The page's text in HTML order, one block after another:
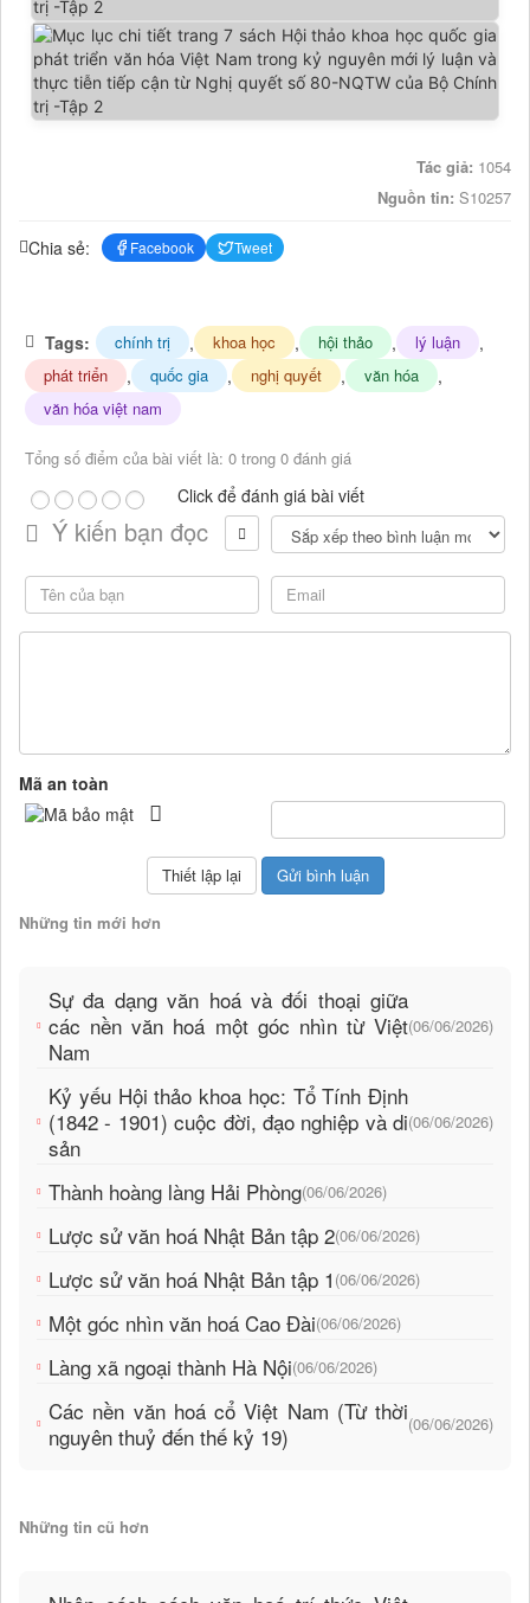
Tác giả: 1054
Nguồn tin: S10257
Chia sẻ: Facebook Tweet
Tags: chính trị , khoa học , hội thảo , lý luận ,
phát triển , quốc gia , nghị quyết , văn hóa ,
văn hóa việt nam
Tổng số điểm của bài viết là: 0 trong 0 đánh giá
Click để đánh giá bài viết
Ý kiến bạn đọc
Mã an toàn
Những tin mới hơn
Sự đa dạng văn hoá và đối thoại giữa
các nền văn hoá một góc nhìn từ Việt
Nam
(06/06/2026)
Kỷ yếu Hội thảo khoa học: Tổ Tính Định
(1842 - 1901) cuộc đời, đạo nghiệp và di
sản
(06/06/2026)
Thành hoàng làng Hải Phòng(06/06/2026)
Lược sử văn hoá Nhật Bản tập 2(06/06/2026)
Lược sử văn hoá Nhật Bản tập 1 (06/06/2026)
Một góc nhìn văn hoá Cao Đài(06/06/2026)
Làng xã ngoại thành Hà Nội(06/06/2026)
Các nền văn hoá cổ Việt Nam (Từ thời
nguyên thuỷ đến thế kỷ 19)
(06/06/2026)
Những tin cũ hơn